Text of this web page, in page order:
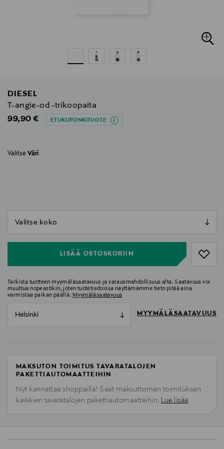
DIESEL
T-angie-od -trikoopaita
Original Price
99,90 € ETUKUPONKITUOTE
Valitse Väri
LISÄÄ OSTOSKORIIN
Tarkista tuotteen myymäläsaatavuus ja varausmahdollisuus alta. Saatavuus voi
muuttua nopeastikin, joten tuotetiedoissa näyttämämme tieto pitää aina
varmistaa paikan päällä. Myymäläsaatavuus
Helsinki MYYMÄLÄSAATAVUUS
MAKSUTON TOIMITUS TAVARATALOJEN
PAKETTIAUTOMAATTEIHIN
Nyt kannattaa shoppailla! Saat maksuttoman toimituksen
kaikkien tavaratalojen pakettiautomaatteihin. Lue lisää